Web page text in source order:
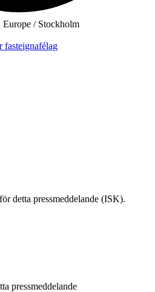
Europe / Stockholm
fasteignafélag
detta pressmeddelande (ISK).
pressmeddelande